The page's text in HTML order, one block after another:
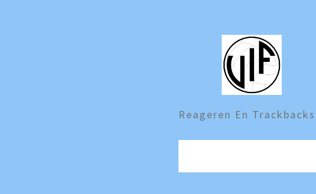
Reageren En